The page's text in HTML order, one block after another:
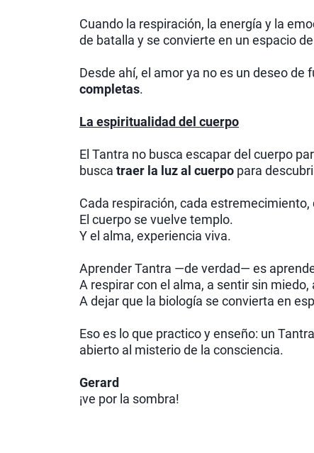
Cuando la respiración, la energía y la
de batalla y se convierte en un espacio
Desde ahí, el amor ya no es un deseo de
completas.
La espiritualidad del cuerpo
El Tantra no busca escapar del cuerpo
busca traer la luz al cuerpo para
Cada respiración, cada
El cuerpo se vuelve templo.
Y el alma, experiencia viva.
Aprender Tantra —de verdad— es
A respirar con el alma, a sentir sin miedo,
A dejar que la biología se convierta en
Eso es lo que practico y enseño: un
abierto al misterio de la consciencia.
Gerard
¡ve por la sombra!